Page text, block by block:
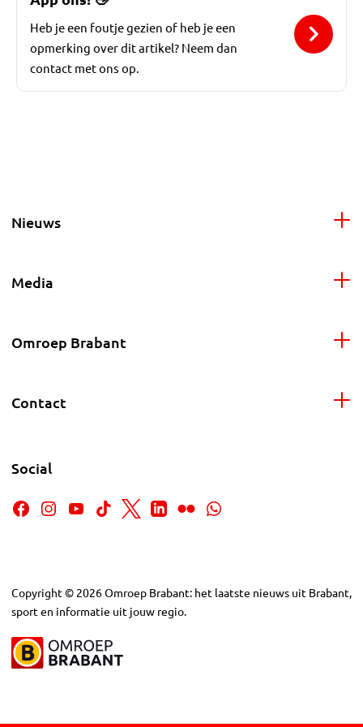
Heb je een foutje gezien of heb je een
opmerking over dit artikel? Neem dan
contact met ons op.
Nieuws
Media
Omroep Brabant
Contact
Social
Copyright © 2026Omroep Brabant: het laatste nieuws uit Brabant,
sport en informatie uit jouw regio.